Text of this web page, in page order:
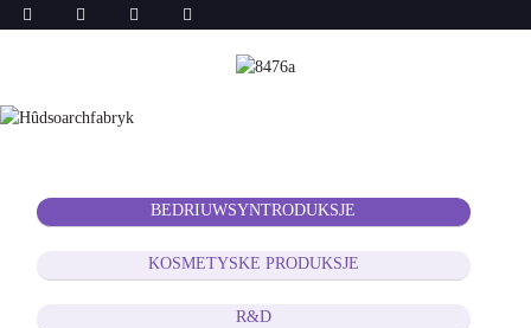
BEDRIUWSYNTRODUKSJE
KOSMETYSKE PRODUKSJE
R&D